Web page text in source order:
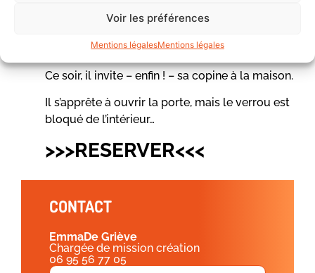
Voir les préférences
Mentions légalesMentions légales
Manu, 39 ans, est amoureux.
Ce soir, il invite – enfin ! – sa copine à la maison.
Il s’apprête à ouvrir la porte, mais le verrou est
bloqué de l’intérieur…
>>>RESERVER<<<
CONTACT
EmmaDe Griève
Chargée de mission création
06 95 56 77 05